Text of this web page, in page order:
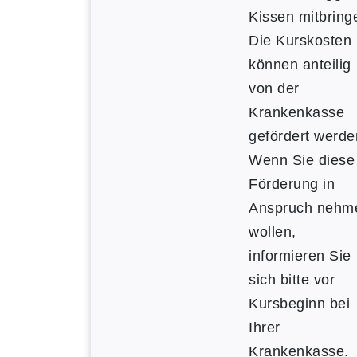
Kissen
Die Kurskosten
können anteilig
von der
Krankenkasse
gefördert
Wenn Sie diese
Förderung in
Anspruch
wollen,
informieren Sie
sich bitte vor
Kursbeginn bei
Ihrer
Krankenkasse.